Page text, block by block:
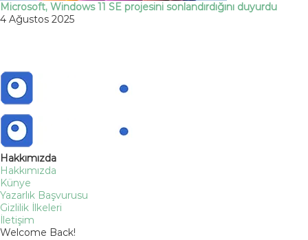
Microsoft, Windows 11 SE projesini sonlandırdığını duyurdu
4 Ağustos 2025
Hakkımızda
Hakkımızda
Künye
Yazarlık Başvurusu
Gizlilik İlkeleri
İletişim
Welcome Back!